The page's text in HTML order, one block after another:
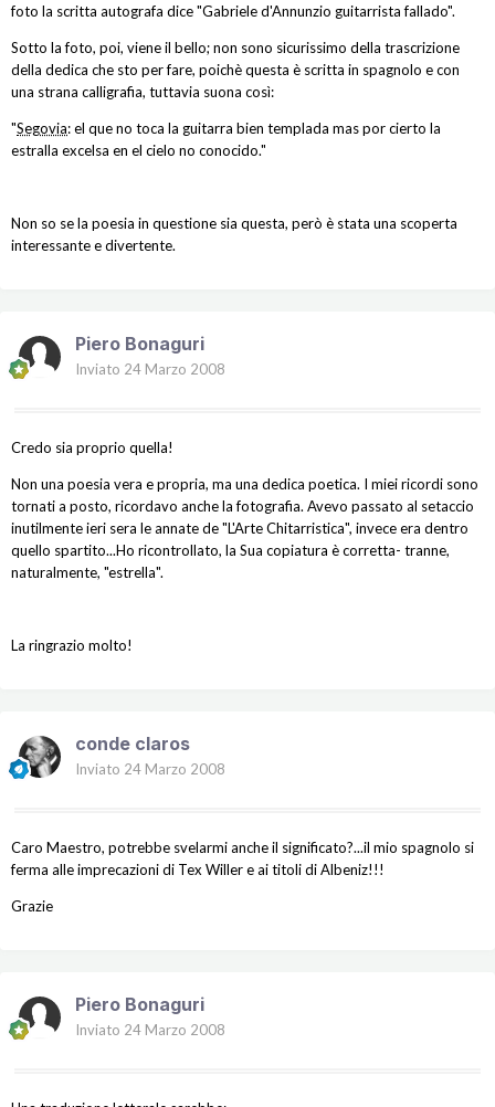
foto la scritta autografa dice "Gabriele d'Annunzio guitarrista fallado".
Sotto la foto, poi, viene il bello; non sono sicurissimo della trascrizione
della dedica che sto per fare, poichè questa è scritta in spagnolo e con
una strana calligrafia, tuttavia suona così:
"Segovia: el que no toca la guitarra bien templada mas por cierto la
estralla excelsa en el cielo no conocido."
Non so se la poesia in questione sia questa, però è stata una scoperta
interessante e divertente.
Piero Bonaguri
Inviato 24 Marzo 2008
Credo sia proprio quella!
Non una poesia vera e propria, ma una dedica poetica. I miei ricordi sono
tornati a posto, ricordavo anche la fotografia. Avevo passato al setaccio
inutilmente ieri sera le annate de "L'Arte Chitarristica", invece era dentro
quello spartito...Ho ricontrollato, la Sua copiatura è corretta- tranne,
naturalmente, "estrella".
La ringrazio molto!
conde claros
Inviato 24 Marzo 2008
Caro Maestro, potrebbe svelarmi anche il significato?...il mio spagnolo si
ferma alle imprecazioni di Tex Willer e ai titoli di Albeniz!!!
Grazie
Piero Bonaguri
Inviato 24 Marzo 2008